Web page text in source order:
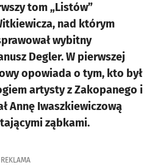
tom „Listów”
nad którym
wybitny
Degler. W pierwszej
opowiada o tym, kto był
artysty z Zakopanego i
Annę Iwaszkiewiczową
ząbkami.
REKLAMA